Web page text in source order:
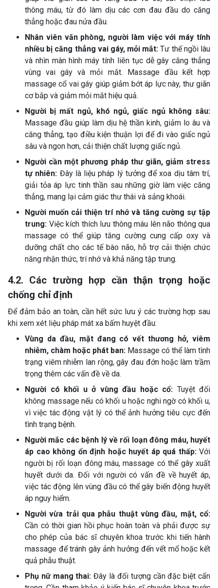
thông máu, từ đó làm dịu các cơn đau đầu do căng
thẳng hoặc đau nửa đầu.
Nhân viên văn phòng, người làm việc với máy tính
nhiều bị căng thẳng vai gáy, mỏi mắt: Tư thế ngồi lâu
và nhìn màn hình máy tính liên tục dễ gây căng thẳng
vùng vai gáy và mỏi mắt. Massage đầu kết hợp
massage cổ vai gáy giúp giảm bớt áp lực này, thư giãn
cơ bắp và giảm mỏi mắt hiệu quả.
Người bị mất ngủ, khó ngủ, giấc ngủ không sâu:
Massage đầu giúp làm dịu hệ thần kinh, giảm lo âu và
căng thẳng, tạo điều kiện thuận lợi để đi vào giấc ngủ
sâu và ngon hơn, cải thiện chất lượng giấc ngủ.
Người cần một phương pháp thư giãn, giảm stress
tự nhiên: Đây là liệu pháp lý tưởng để xoa dịu tâm trí,
giải tỏa áp lực tinh thần sau những giờ làm việc căng
thẳng, mang lại cảm giác thư thái và sảng khoái.
Người muốn cải thiện trí nhớ và tăng cường sự tập
trung: Việc kích thích lưu thông máu lên não thông qua
massage có thể giúp tăng cường cung cấp oxy và
dưỡng chất cho các tế bào não, hỗ trợ cải thiện chức
năng nhận thức, trí nhớ và khả năng tập trung.
4.2. Các trường hợp cần thận trọng hoặc
chống chỉ định
Để đảm bảo an toàn, cần hết sức lưu ý các trường hợp sau
khi xem xét liệu pháp mát xa bấm huyệt đầu:
Vùng da đầu, mặt đang có vết thương hở, viêm
nhiễm, chàm hoặc phát ban: Massage có thể làm tình
trạng viêm nhiễm lan rộng, gây đau đớn hoặc làm trầm
trọng thêm các vấn đề về da.
Người có khối u ở vùng đầu hoặc cổ: Tuyệt đối
không massage nếu có khối u hoặc nghi ngờ có khối u,
vì việc tác động vật lý có thể ảnh hưởng tiêu cực đến
tình trạng bệnh.
Người mắc các bệnh lý về rối loạn đông máu, huyết
áp cao không ổn định hoặc huyết áp quá thấp:Với
người bị rối loạn đông máu, massage có thể gây xuất
huyết dưới da. Đối với người có vấn đề về huyết áp,
việc tác động lên vùng đầu có thể gây biến động huyết
áp nguy hiểm.
Người vừa trải qua phẫu thuật vùng đầu, mặt, cổ:
Cần có thời gian hồi phục hoàn toàn và phải được sự
cho phép của bác sĩ chuyên khoa trước khi tiến hành
massage để tránh gây ảnh hưởng đến vết mổ hoặc kết
quả phẫu thuật.
Phụ nữ mang thai: Đây là đối tượng cần đặc biệt cẩn